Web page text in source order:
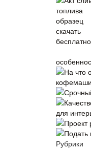
На что
для
Проект
Подать
Рубрики